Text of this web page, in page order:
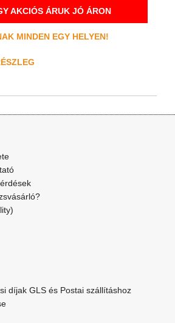
AKCIÓS ÁRUK JÓ ÁRON
MINDEN EGY HELYEN!
díjak GLS és Postai szállításhoz